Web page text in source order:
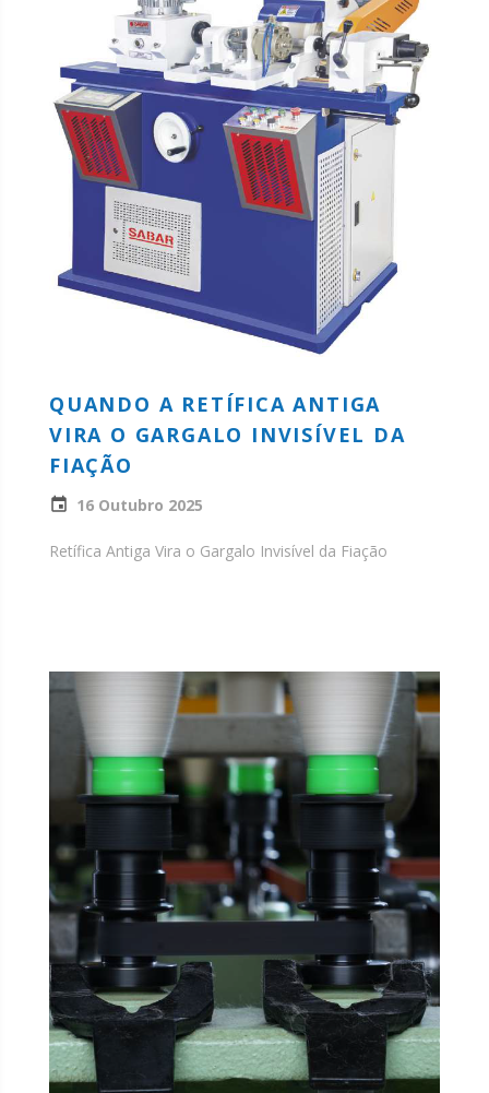
QUANDO A RETÍFICA ANTIGA
VIRA O GARGALO INVISÍVEL DA
FIAÇÃO
16 Outubro 2025
Retífica Antiga Vira o Gargalo Invisível da Fiação